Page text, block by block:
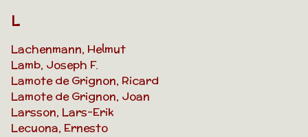
L
Lachenmann, Helmut
Lamb, Joseph F.
Lamote de Grignon, Ricard
Lamote de Grignon, Joan
Larsson, Lars-Erik
Lecuona, Ernesto